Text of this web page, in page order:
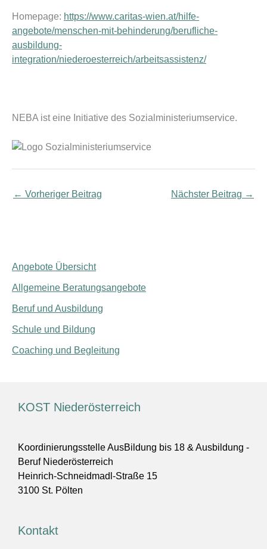
Homepage: https://www.caritas-wien.at/hilfe-
angebote/menschen-mit-behinderung/berufliche-
ausbildung-
integration/niederoesterreich/arbeitsassistenz/
NEBA ist eine Initiative des Sozialministeriumservice.
← Vorheriger Beitrag Nächster Beitrag →
Angebote Übersicht
Allgemeine Beratungsangebote
Beruf und Ausbildung
Schule und Bildung
Coaching und Begleitung
KOST Niederösterreich
Koordinierungsstelle AusBildung bis 18 & Ausbildung -
Beruf Niederösterreich
Heinrich-Schneidmadl-Straße 15
3100 St. Pölten
Kontakt